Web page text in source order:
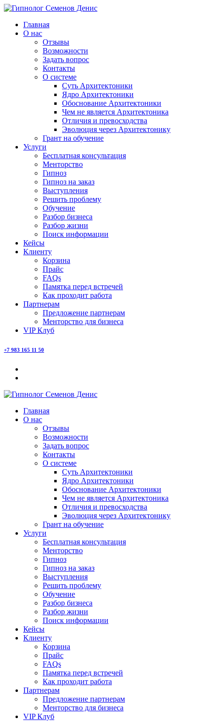
Главная
О нас
Отзывы
Возможности
Задать вопрос
Контакты
О системе
Суть Архитектоники
Ядро Архитектоники
Обоснование Архитектоники
Чем не является Архитектоника
Отличия и превосходства
Эволюция через Архитектонику
Грант на обучение
Услуги
Бесплатная консультация
Менторство
Гипноз
Гипноз на заказ
Выступления
Решить проблему
Обучение
Разбор бизнеса
Разбор жизни
Поиск информации
Кейсы
Клиенту
Корзина
Прайс
FAQs
Памятка перед встречей
Как проходит работа
Партнерам
Предложение партнерам
Менторство для бизнеса
VIP Клуб
+7 983 165 11 50
Главная
О нас
Отзывы
Возможности
Задать вопрос
Контакты
О системе
Суть Архитектоники
Ядро Архитектоники
Обоснование Архитектоники
Чем не является Архитектоника
Отличия и превосходства
Эволюция через Архитектонику
Грант на обучение
Услуги
Бесплатная консультация
Менторство
Гипноз
Гипноз на заказ
Выступления
Решить проблему
Обучение
Разбор бизнеса
Разбор жизни
Поиск информации
Кейсы
Клиенту
Корзина
Прайс
FAQs
Памятка перед встречей
Как проходит работа
Партнерам
Предложение партнерам
Менторство для бизнеса
VIP Клуб